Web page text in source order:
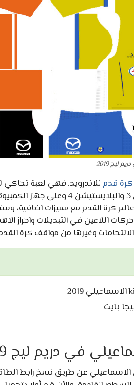
ليج 2019
كرة قدم
تلعبها على جهاز البلايستيشن 3
كرة القدم مع مميزات اضافية،
اللاعين في التبديلات واحراز
وغيرها من مواقف كرة
في دريم ليج 2019
عن طريق نسخ رابط